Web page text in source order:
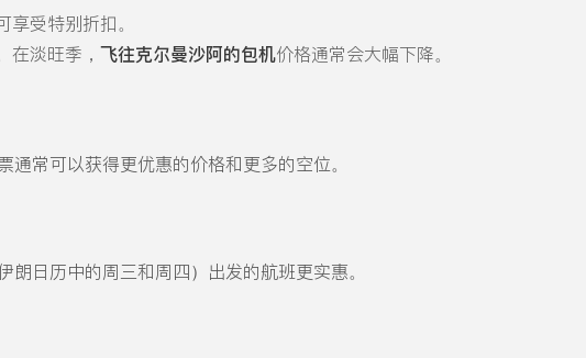
享受特别折扣。
在淡旺季， 飞往克尔曼沙阿的包机价格通常会大幅下降。
通常可以获得更优惠的价格和更多的空位。
朗日历中的周三和周四）出发的航班更实惠。